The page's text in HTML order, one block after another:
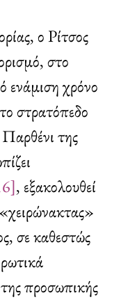
ο Ρίτσος
στο
χρόνο
στρατόπεδο
της
, εξακολουθεί
σε καθεστώς
προσωπικής